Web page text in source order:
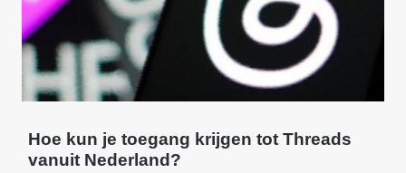
Hoe kun je toegang krijgen tot Threads
vanuit Nederland?